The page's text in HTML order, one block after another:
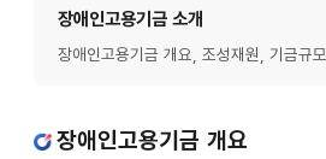
장애인고용기금 소개
장애인고용기금 개요, 조성재원, 기금규모
장애인고용기금 개요